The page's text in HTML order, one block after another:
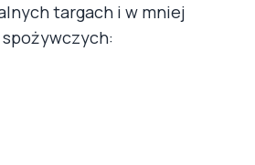
targach i w mniej